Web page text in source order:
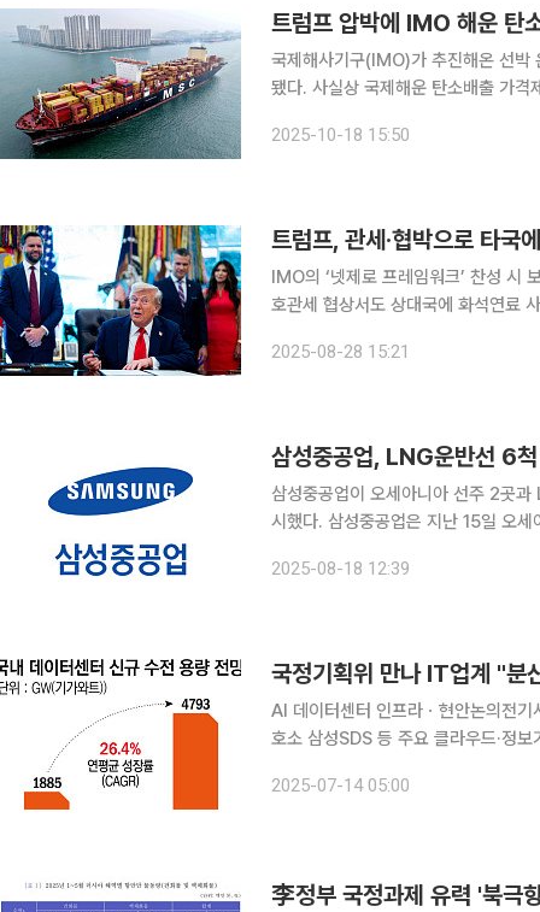
트럼프 압박에 IMO 해운 탄
국제해사기구(IMO)가 추진해온 선박
됐다. 사실상 국제해운 탄소배출 가격제 도
조치’ 채택 여부를 논의했으나 회원국
2025-10-18 15:50
트럼프, 관세·협박으로 타국
IMO의 ‘넷제로 프레임워크’ 찬성 시
호관세 협상서도 상대국에 화석연료 사용 압박 도널드 트럼프 미국 대통령이 미
2025-08-28 15:21
삼성중공업, LNG운반선 6
삼성중공업이 오세아니아 선주 2곳
시했다. 삼성중공업은 지난 15일 오세아니아 지역 선주와 LNG운반선 4척, 같은 날 다른 오세아니
월까지 순차적으로 선주사에 인도될
2025-08-18 12:39
국정기획위 만나 IT업계 "분
AI 데이터센터 인프라ㆍ현안논의전
호소 삼성SDS 등 주요 클라우드·정보기술(IT) 기업들이 정부와 첫 회동을 갖고 인공지능(AI) 데이
력 수요의 지방 분산을 위해 분산에너
2025-07-14 05:00
李정부 국정과제 유력 '북